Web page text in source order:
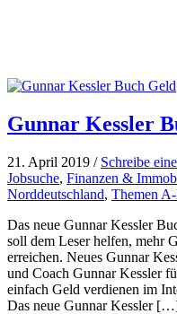
Gunnar Kessler
21. April 2019 / Schreibe
Jobsuche, Finanzen &
Norddeutschland, Themen
Das neue Gunnar Kessler
soll dem Leser helfen, mehr
erreichen. Neues Gunnar
und Coach Gunnar Kessler
einfach Geld verdienen im
Das neue Gunnar Kessler